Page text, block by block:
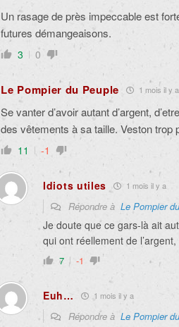
Un rasage de près impeccable est
futures démangeaisons.
3 0
Le Pompier du Peuple 1 mois il y a
Se vanter d’avoir autant d’argent,
des vêtements à sa taille. Veston
11 -1
Idiots utiles 1 mois il y a
Répondre à Le Pompier
Je doute que ce gars-là ait
qui ont réellement de
7 -1
Euh… 1 mois il y a
Répondre à Le Pompier